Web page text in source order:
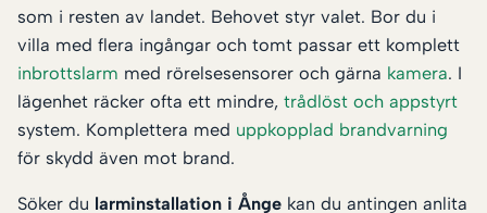
som i resten av landet. Behovet styr valet. Bor du i
villa med flera ingångar och tomt passar ett komplett
inbrottslarm med rörelsesensorer och gärna kamera. I
lägenhet räcker ofta ett mindre, trådlöst och appstyrt
system. Komplettera med uppkopplad brandvarning
för skydd även mot brand.
Söker du larminstallation i Ånge kan du antingen anlita